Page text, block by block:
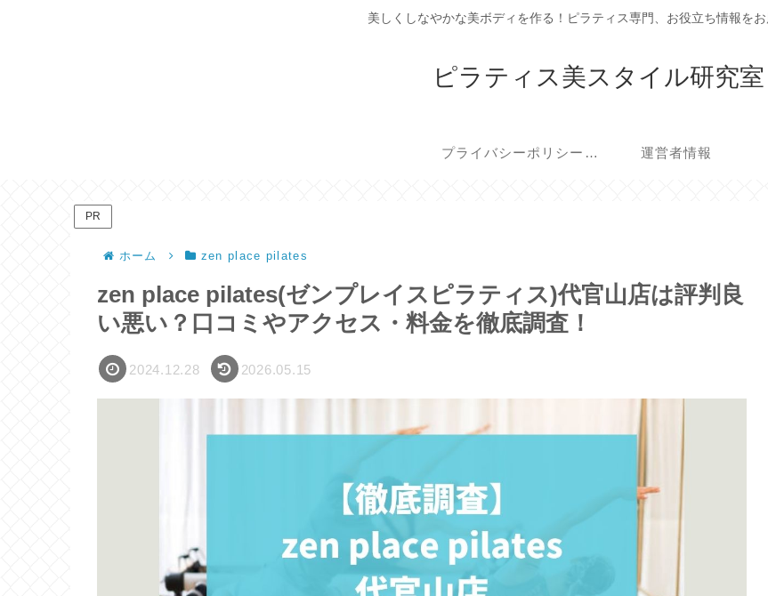
美しくしなやかな美ボディを作る！ピラティス専門、お役立ち情報を
ピラティス美スタイル研究室
プライバシーポリシー・免責事項 運営者情報
PR
ホーム zen place pilates
zen place pilates(ゼンプレイスピラティス)代官山店は評判良
い悪い？口コミやアクセス・料金を徹底調査！
2024.12.28 2026.05.15